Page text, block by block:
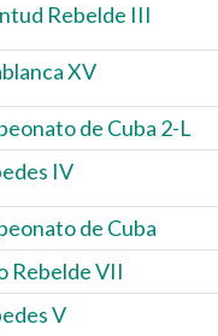
Rebelde III
XV
de Cuba 2-L
IV
de Cuba
Rebelde VII
V